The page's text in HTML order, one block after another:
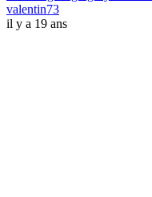
valentin73
il y a 19 ans